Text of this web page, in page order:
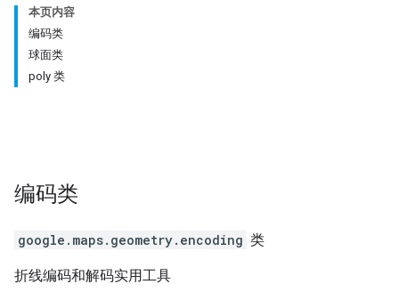
本页内容
编码类
球面类
poly 类
编码类
google.maps.geometry. encoding 类
折线编码和解码实用工具